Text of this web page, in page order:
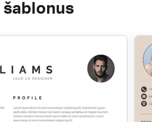
šablonus